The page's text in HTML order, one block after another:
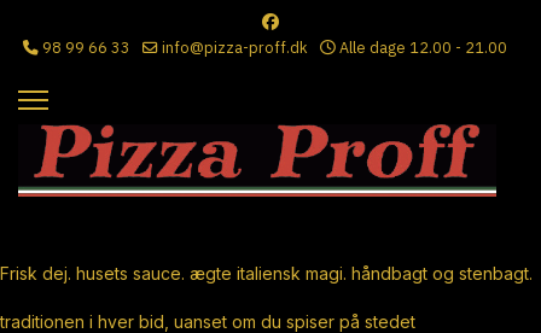
98 99 66 33 info@pizza-proff.dk Alle dage 12.00 - 21.00
Frisk dej. husets sauce. ægte italiensk magi. håndbagt og stenbagt.
traditionen i hver bid, uanset om du spiser på stedet